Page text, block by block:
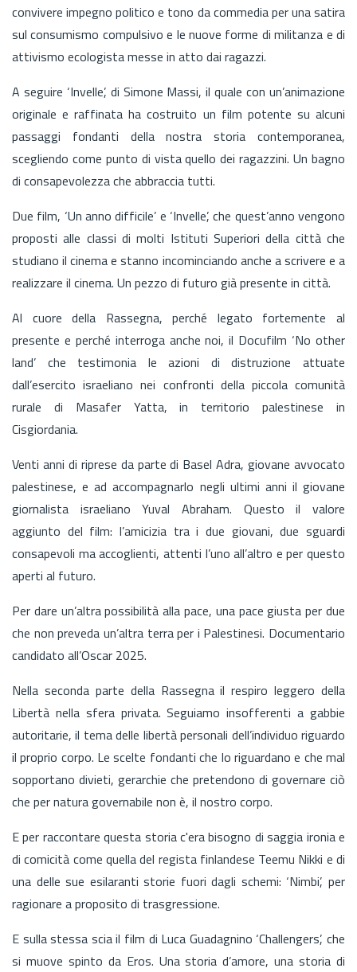
convivere impegno politico e tono da commedia per una satira
sul consumismo compulsivo e le nuove forme di militanza e di
attivismo ecologista messe in atto dai ragazzi.
A seguire ‘Invelle’, di Simone Massi, il quale con un’animazione
originale e raffinata ha costruito un film potente su alcuni
passaggi fondanti della nostra storia contemporanea,
scegliendo come punto di vista quello dei ragazzini. Un bagno
di consapevolezza che abbraccia tutti.
Due film, ‘Un anno difficile’ e ‘Invelle’, che quest’anno vengono
proposti alle classi di molti Istituti Superiori della città che
studiano il cinema e stanno incominciando anche a scrivere e a
realizzare il cinema. Un pezzo di futuro già presente in città.
Al cuore della Rassegna, perché legato fortemente al
presente e perché interroga anche noi, il Docufilm ‘No other
land’ che testimonia le azioni di distruzione attuate
dall’esercito israeliano nei confronti della piccola comunità
rurale di Masafer Yatta, in territorio palestinese in
Cisgiordania.
Venti anni di riprese da parte di Basel Adra, giovane avvocato
palestinese, e ad accompagnarlo negli ultimi anni il giovane
giornalista israeliano Yuval Abraham. Questo il valore
aggiunto del film: l’amicizia tra i due giovani, due sguardi
consapevoli ma accoglienti, attenti l’uno all’altro e per questo
aperti al futuro.
Per dare un’altra possibilità alla pace, una pace giusta per due
che non preveda un’altra terra per i Palestinesi. Documentario
candidato all’Oscar 2025.
Nella seconda parte della Rassegna il respiro leggero della
Libertà nella sfera privata. Seguiamo insofferenti a gabbie
autoritarie, il tema delle libertà personali dell’individuo riguardo
il proprio corpo. Le scelte fondanti che lo riguardano e che mal
sopportano divieti, gerarchie che pretendono di governare ciò
che per natura governabile non è, il nostro corpo.
E per raccontare questa storia c'era bisogno di saggia ironia e
di comicità come quella del regista finlandese Teemu Nikki e di
una delle sue esilaranti storie fuori dagli schemi: ‘Nimbi’, per
ragionare a proposito di trasgressione.
E sulla stessa scia il film di Luca Guadagnino ‘Challengers’, che
si muove spinto da Eros. Una storia d’amore, una storia di